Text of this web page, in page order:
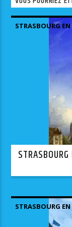
STRASBOURG
STRASBOURG